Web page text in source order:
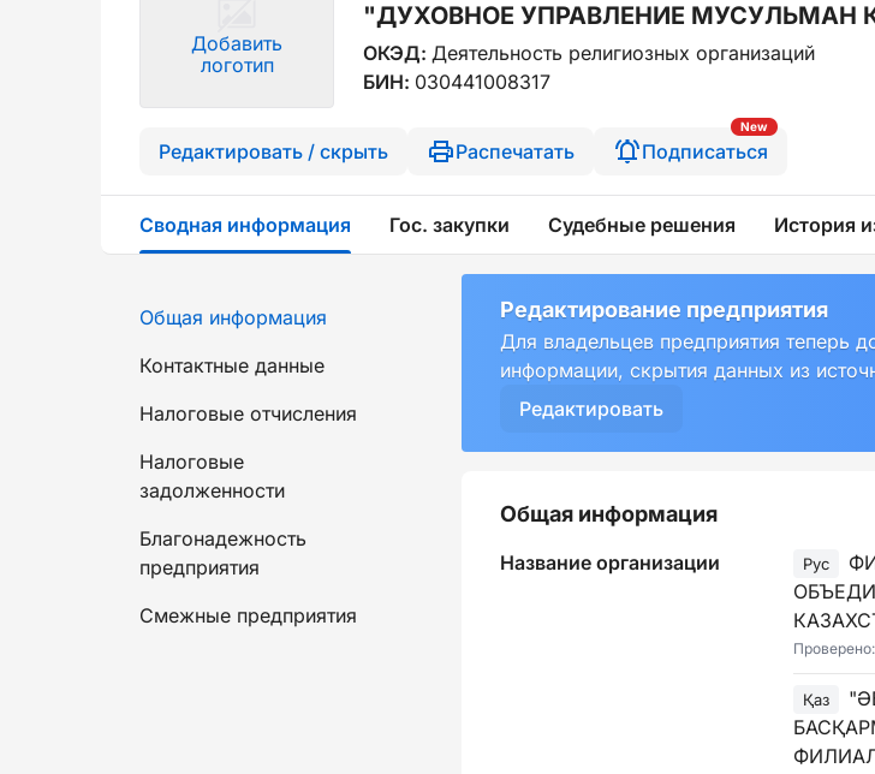
Добавить
логотип
"ДУХОВНОЕ УПРАВЛЕНИЕ МУСУЛЬМАН
ОКЭД: Деятельность религиозных организаций
БИН: 030441008317
Редактировать / скрыть Распечатать
New
Подписаться
Сводная информация Гос. закупки Судебные решения История
Общая информация
Контактные данные
Налоговые отчисления
Налоговые
задолженности
Благонадежность
предприятия
Смежные предприятия
Редактирование предприятия
Для владельцев предприятия теперь
информации, скрытия данных из
Редактировать
Общая информация
Название организации Рус
Проверено:
Қаз